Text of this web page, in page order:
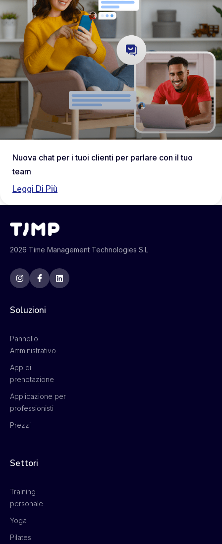
Nuova chat per i tuoi clienti per parlare con il tuo
team
Leggi Di Più
2026 Time Management Technologies S.L
Soluzioni
Pannello
Amministrativo
App di
prenotazione
Applicazione per
professionisti
Prezzi
Settori
Training
personale
Yoga
Pilates